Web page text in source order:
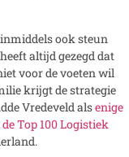
ook steun
altijd gezegd dat
voor de voeten wil
krijgt de strategie
Vredeveld alsenige
Top 100 Logistiek